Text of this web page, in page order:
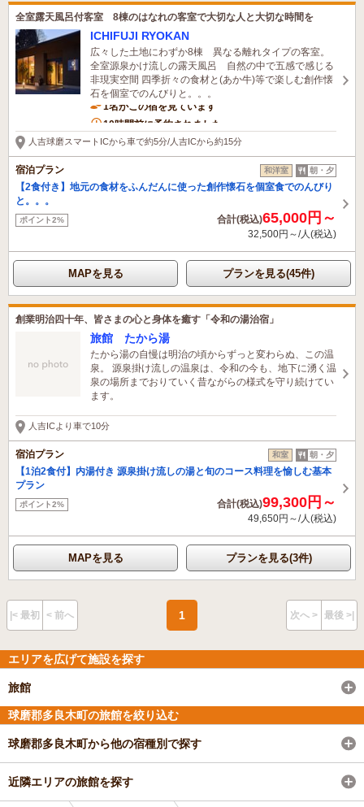
全室露天風呂付客室 8棟のはなれの客室で大切な人と大切な時間を
ICHIFUJI RYOKAN
広々した土地にわずか8棟 異なる離れタイプの客室。
全室源泉かけ流しの露天風呂 自然の中で五感で感じる
非現実空間 四季折々の食材と(あか牛)等で楽しむ創作懐
石を個室でのんびりと。。。
1名がこの宿を見ています
10時間前に予約されました
人吉球磨スマートICから車で約5分/人吉ICから約15分
宿泊プラン 和洋室 朝・夕
【2食付き】地元の食材をふんだんに使った創作懐石を個室食でのんびり
と。。。
ポイント2% 合計(税込)65,000円～
32,500円～/人(税込)
MAPを見る プランを見る(45件)
創業明治四十年、皆さまの心と身体を癒す「令和の湯治宿」
旅館 たから湯
たから湯の自慢は明治の頃からずっと変わらぬ、この温
泉。 源泉掛け流しの温泉は、令和の今も、地下に湧く温
泉の場所までおりていく昔ながらの様式を守り続けてい
ます。
人吉ICより車で10分
宿泊プラン 和室 朝・夕
【1泊2食付】内湯付き 源泉掛け流しの湯と旬のコース料理を愉しむ基本
プラン
ポイント2% 合計(税込)99,300円～
49,650円～/人(税込)
MAPを見る プランを見る(3件)
|< 最初 < 前へ 1 次へ > 最後 >|
エリアを広げて施設を探す
旅館
球磨郡多良木町の旅館を絞り込む
球磨郡多良木町から他の宿種別で探す
近隣エリアの旅館を探す